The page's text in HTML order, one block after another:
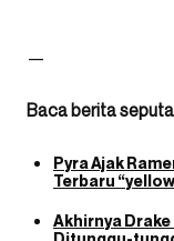
—
Baca berita
Pyra Ajak
Terbaru
Akhirnya Drake